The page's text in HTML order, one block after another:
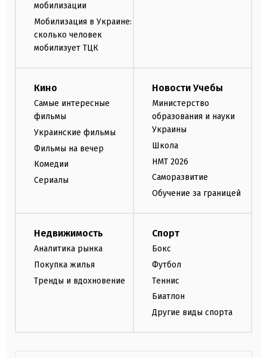
мобилизации
Мобилизация в Украине:
сколько человек
мобилизует ТЦК
Кино
Самые интересные
фильмы
Украинские фильмы
Фильмы на вечер
Комедии
Сериалы
Новости Учебы
Министерство
образования и науки
Украины
Школа
НМТ 2026
Саморазвитие
Обучение за границей
Недвижимость
Аналитика рынка
Покупка жилья
Тренды и вдохновение
Спорт
Бокс
Футбол
Теннис
Биатлон
Другие виды спорта